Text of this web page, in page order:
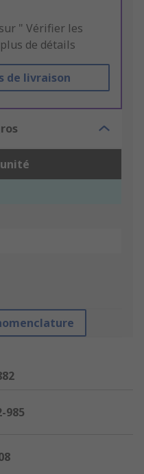
" Vérifier les
de détails
de livraison
985